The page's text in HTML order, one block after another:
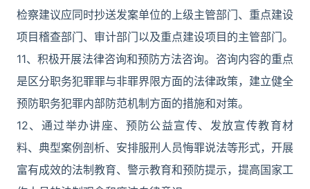
检察建议应同时抄送发案单位的上级主管部门、重点建设
项目稽查部门、审计部门以及重点建设项目的主管部门。
11、积极开展法律咨询和预防方法咨询。咨询内容的重点
是区分职务犯罪罪与非罪界限方面的法律政策，建立健全
预防职务犯罪内部防范机制方面的措施和对策。
12、通过举办讲座、预防公益宣传、发放宣传教育材
料、典型案例剖析、安排服刑人员悔罪说法等形式，开展
富有成效的法制教育、警示教育和预防提示，提高国家工